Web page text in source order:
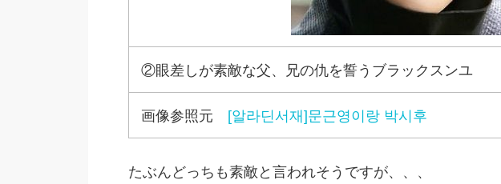
②眼差しが素敵な父、兄の仇を誓うブラックスンユ
画像参照元 [알라딘서재]문근영이랑 박시후
たぶんどっちも素敵と言われそうですが、、、